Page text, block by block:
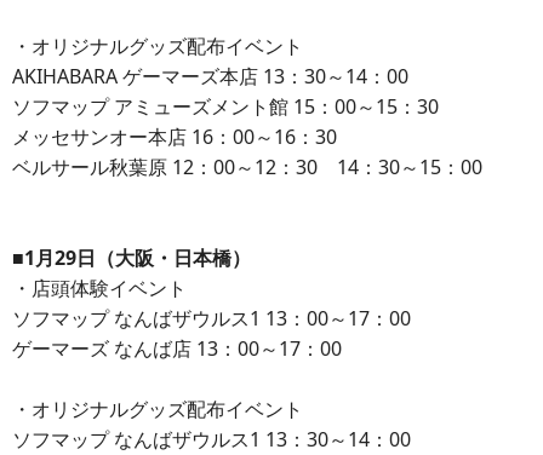
・オリジナルグッズ配布イベント
AKIHABARA ゲーマーズ本店 13：30～14：00
ソフマップ アミューズメント館 15：00～15：30
メッセサンオー本店 16：00～16：30
ベルサール秋葉原 12：00～12：30 14：30～15：00
■1月29日（大阪・日本橋）
・店頭体験イベント
ソフマップ なんばザウルス1 13：00～17：00
ゲーマーズ なんば店 13：00～17：00
・オリジナルグッズ配布イベント
ソフマップ なんばザウルス1 13：30～14：00